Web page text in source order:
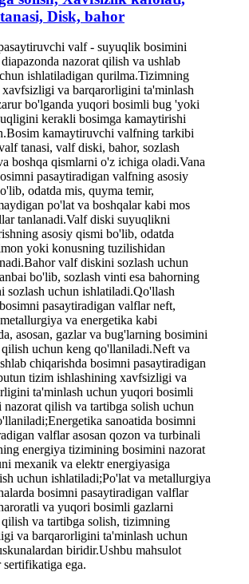
Disk, bahor
valf - suyuqlik bosimini
nazorat qilish va ushlab
ishlatiladigan qurilma.Tizimning
xavfsizligi va barqarorligini ta'minlash
bo'lganda yuqori bosimli bug 'yoki
kerakli bosimga kamaytirishi
kamaytiruvchi valfning tarkibi
tanasi, valf diski, bahor, sozlash
boshqa qismlarni o'z ichiga oladi.Vana
pasaytiradigan valfning asosiy
odatda mis, quyma temir,
po'lat va boshqalar kabi mos
tanlanadi.Valf diski suyuqlikni
asosiy qismi bo'lib, odatda
yoki konusning tuzilishidan
valf diskini sozlash uchun
bo'lib, sozlash vinti esa bahorning
sozlash uchun ishlatiladi.Qo'llash
pasaytiradigan valflar neft,
va energetika kabi
asosan, gazlar va bug'larning bosimini
qilish uchun keng qo'llaniladi.Neft va
chiqarishda bosimni pasaytiradigan
tizim ishlashining xavfsizligi va
ta'minlash uchun yuqori bosimli
nazorat qilish va tartibga solish uchun
sanoatida bosimni
valflar asosan qozon va turbinali
energiya tizimining bosimini nazorat
mexanik va elektr energiyasiga
uchun ishlatiladi;Po'lat va metallurgiya
bosimni pasaytiradigan valflar
va yuqori bosimli gazlarni
qilish va tartibga solish, tizimning
va barqarorligini ta'minlash uchun
biridir.Ushbu mahsulot
sertifikatiga ega.